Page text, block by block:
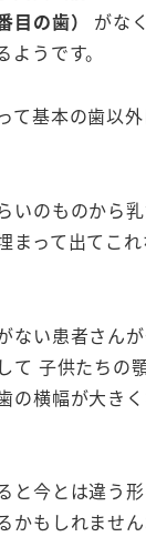
目の歯）
がな
うです。
て基本の歯以
いのものから
まって出てこ
ない患者さん
て 子供たちの
の横幅が大き
と今とは違う
かもしれません